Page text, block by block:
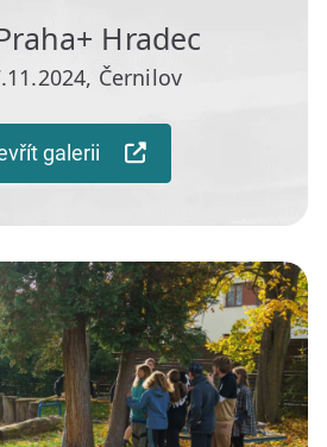
Hradec
Černilov
galerii